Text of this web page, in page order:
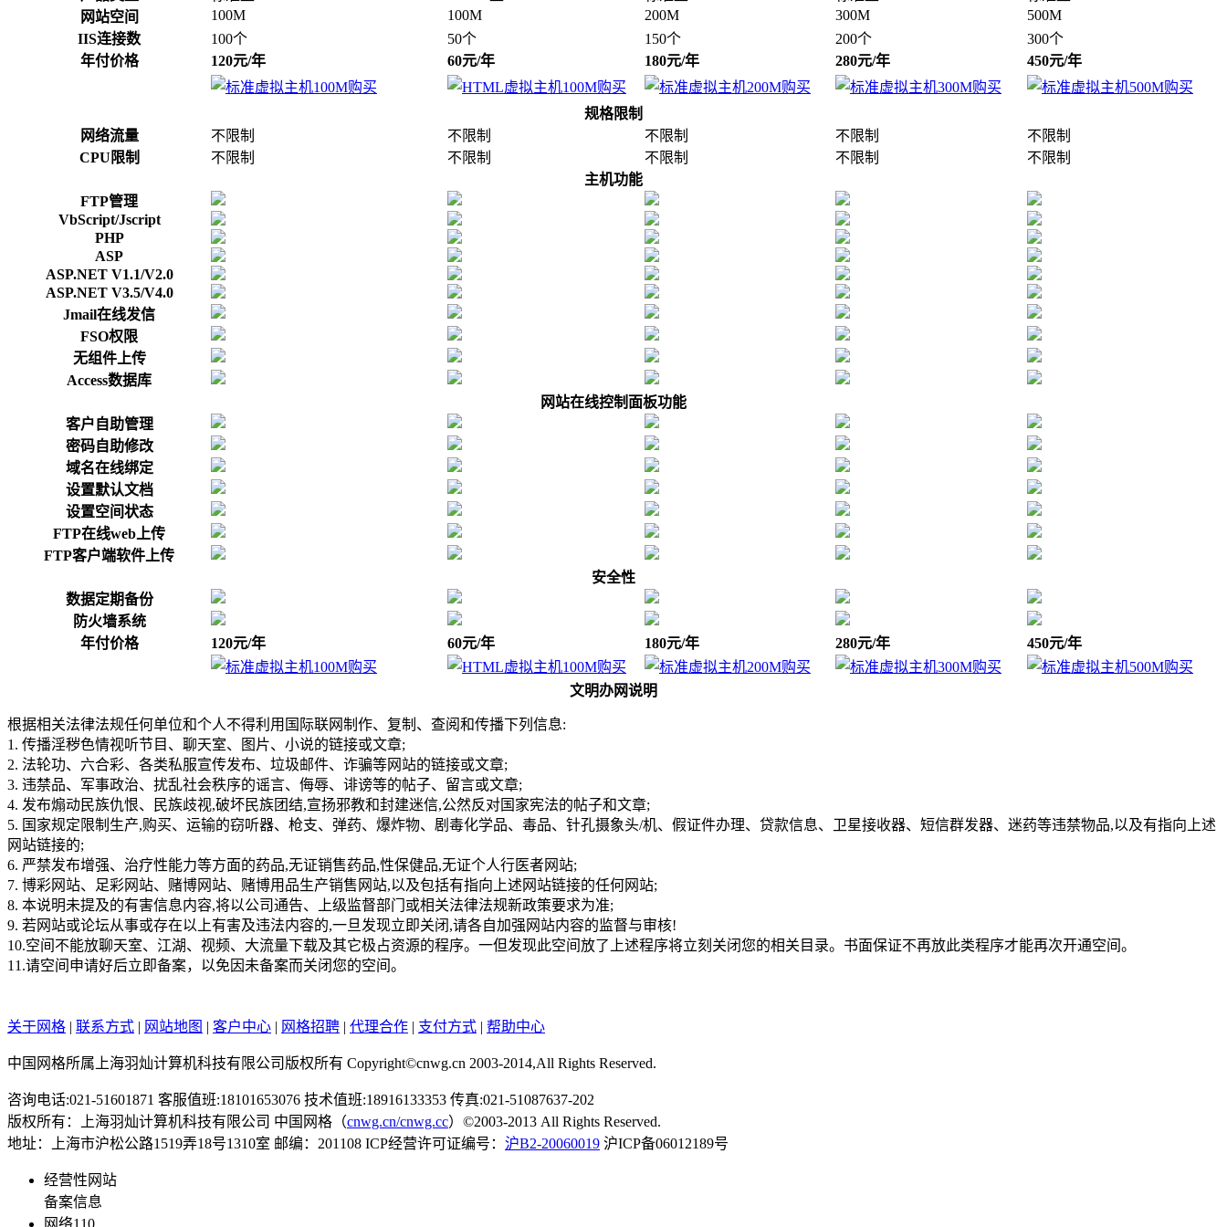
网站空间
100M 100M 200M 300M
500M
IIS连接数
100个 50个 150个 200个
300个
年付价格
120元/年 60元/年 180元/年 280元/年 450元/年
规格限制
网络流量
不限制 不限制 不限制 不限制
不限制
CPU限制
不限制 不限制 不限制 不限制
不限制
主机功能
FTP管理
VbScript/Jscript
PHP
ASP
ASP.NET V1.1/V2.0
ASP.NET V3.5/V4.0
Jmail在线发信
FSO权限
无组件上传
Access数据库
网站在线控制面板功能
客户自助管理
密码自助修改
域名在线绑定
设置默认文档
设置空间状态
FTP在线web上传
FTP客户端软件上传
安全性
数据定期备份
防火墙系统
年付价格
120元/年 60元/年 180元/年 280元/年 450元/年
文明办网说明
根据相关法律法规任何单位和个人不得利用国际联网制作、复制、查阅和传播下列信息:
1. 传播淫秽色情视听节目、聊天室、图片、小说的链接或文章;
2. 法轮功、六合彩、各类私服宣传发布、垃圾邮件、诈骗等网站的链接或文章;
3. 违禁品、军事政治、扰乱社会秩序的谣言、侮辱、诽谤等的帖子、留言或文章;
4. 发布煽动民族仇恨、民族歧视,破坏民族团结,宣扬邪教和封建迷信,公然反对国家宪法的帖子和文章;
5. 国家规定限制生产,购买、运输的窃听器、枪支、弹药、爆炸物、剧毒化学品、毒品、针孔摄象头/机、假证件办理、贷款信息、卫星接收器、短信群发器、迷药等违禁物品,以及有指向上述
网站链接的;
6. 严禁发布增强、治疗性能力等方面的药品,无证销售药品,性保健品,无证个人行医者网站;
7. 博彩网站、足彩网站、赌博网站、赌博用品生产销售网站,以及包括有指向上述网站链接的任何网站;
8. 本说明未提及的有害信息内容,将以公司通告、上级监督部门或相关法律法规新政策要求为准;
9. 若网站或论坛从事或存在以上有害及违法内容的,一旦发现立即关闭,请各自加强网站内容的监督与审核!
10.空间不能放聊天室、江湖、视频、大流量下载及其它极占资源的程序。一但发现此空间放了上述程序将立刻关闭您的相关目录。书面保证不再放此类程序才能再次开通空间。
11.请空间申请好后立即备案，以免因未备案而关闭您的空间。
关于网格 | 联系方式 | 网站地图 | 客户中心 | 网格招聘 | 代理合作 | 支付方式 | 帮助中心
中国网格所属上海羽灿计算机科技有限公司版权所有 Copyright©cnwg.cn 2003-2014,All Rights Reserved.
咨询电话:021-51601871 客服值班:18101653076 技术值班:18916133353 传真:021-51087637-202
版权所有：上海羽灿计算机科技有限公司 中国网格（cnwg.cn/cnwg.cc）©2003-2013 All Rights Reserved.
地址：上海市沪松公路1519弄18号1310室 邮编：201108 ICP经营许可证编号： 沪B2-20060019 沪ICP备06012189号
经营性网站
备案信息